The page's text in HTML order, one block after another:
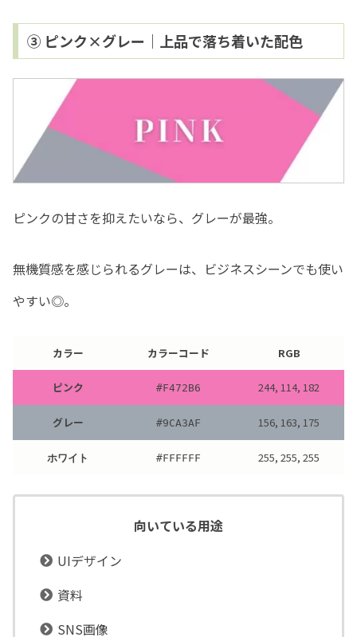
③ ピンク×グレー｜上品で落ち着いた配色
ピンクの甘さを抑えたいなら、グレーが最強。
無機質感を感じられるグレーは、ビジネスシーンでも使い
やすい◎。
カラー カラーコード RGB
ピンク #F472B6 244, 114, 182
グレー #9CA3AF 156, 163, 175
ホワイト #FFFFFF 255, 255, 255
向いている用途
UIデザイン
資料
SNS画像